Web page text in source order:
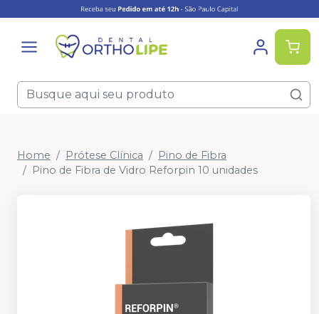
Home Prótese Clínica
Pino de Fibra
Pino de Fibra de Vidro Reforpin 10 unidades